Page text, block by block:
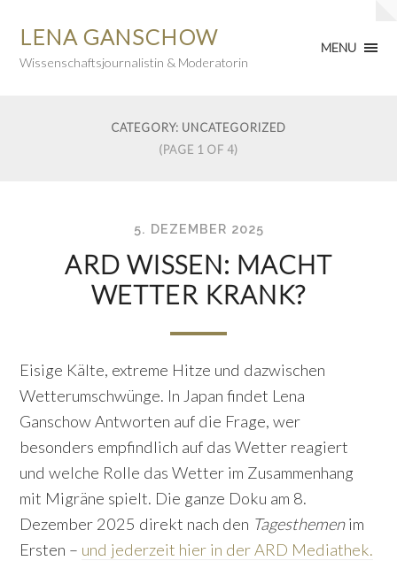
LENA GANSCHOW
Wissenschaftsjournalistin & Moderatorin
MENU
CATEGORY: UNCATEGORIZED
(PAGE 1 OF 4)
5. DEZEMBER 2025
ARD WISSEN: MACHT
WETTER KRANK?
Eisige Kälte, extreme Hitze und dazwischen
Wetterumschwünge. In Japan findet Lena
Ganschow Antworten auf die Frage, wer
besonders empfindlich auf das Wetter reagiert
und welche Rolle das Wetter im Zusammenhang
mit Migräne spielt. Die ganze Doku am 8.
Dezember 2025 direkt nach den Tagesthemenim
Ersten – und jederzeit hier in der ARD Mediathek.